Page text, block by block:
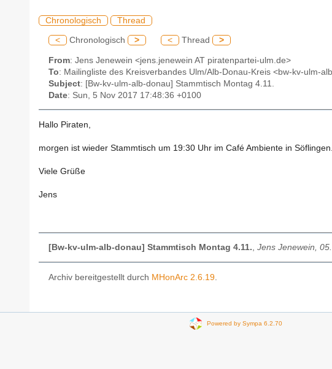
Chronologisch Thread
< Chronologisch > < Thread >
From: Jens Jenewein <jens.jenewein AT piratenpartei-ulm.de>
To: Mailingliste des Kreisverbandes Ulm/Alb-Donau-Kreis <bw-kv-ulm-
Subject: [Bw-kv-ulm-alb-donau] Stammtisch Montag 4.11.
Date: Sun, 5 Nov 2017 17:48:36 +0100
Hallo Piraten,
morgen ist wieder Stammtisch um 19:30 Uhr im Café Ambiente in
Viele Grüße
Jens
[Bw-kv-ulm-alb-donau] Stammtisch Montag 4.11., Jens Jenewein,
Archiv bereitgestellt durch MHonArc 2.6.19.
Powered by Sympa 6.2.70